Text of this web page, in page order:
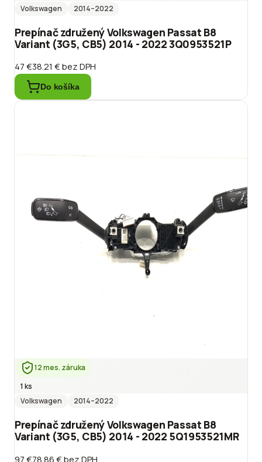
Volkswagen
2014–2022
Prepínač združený Volkswagen Passat B8
Variant (3G5, CB5) 2014 - 2022 3Q0953521P
47 €38.21 €bez DPH
Do košíka
12 mes. záruka
1 ks
Volkswagen
2014–2022
Prepínač združený Volkswagen Passat B8
Variant (3G5, CB5) 2014 - 2022 5Q1953521MR
97 €78.86 €bez DPH